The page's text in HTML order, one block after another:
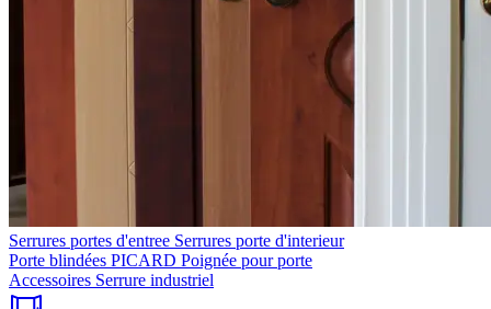
Serrures portes d'entree Serrures porte d'interieur
Porte blindées PICARD Poignée pour porte
Accessoires Serrure industriel